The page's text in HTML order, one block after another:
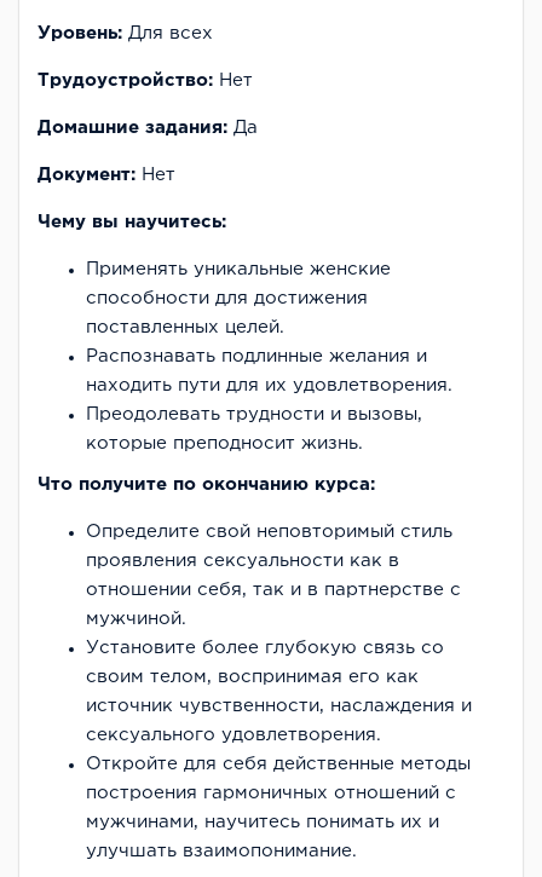
Уровень: Для всех
Трудоустройство: Нет
Домашние задания: Да
Документ: Нет
Чему вы научитесь:
Применять уникальные женские
способности для достижения
поставленных целей.
Распознавать подлинные желания и
находить пути для их удовлетворения.
Преодолевать трудности и вызовы,
которые преподносит жизнь.
Что получите по окончанию курса:
Определите свой неповторимый стиль
проявления сексуальности как в
отношении себя, так и в партнерстве с
мужчиной.
Установите более глубокую связь со
своим телом, воспринимая его как
источник чувственности, наслаждения и
сексуального удовлетворения.
Откройте для себя действенные методы
построения гармоничных отношений с
мужчинами, научитесь понимать их и
улучшать взаимопонимание.